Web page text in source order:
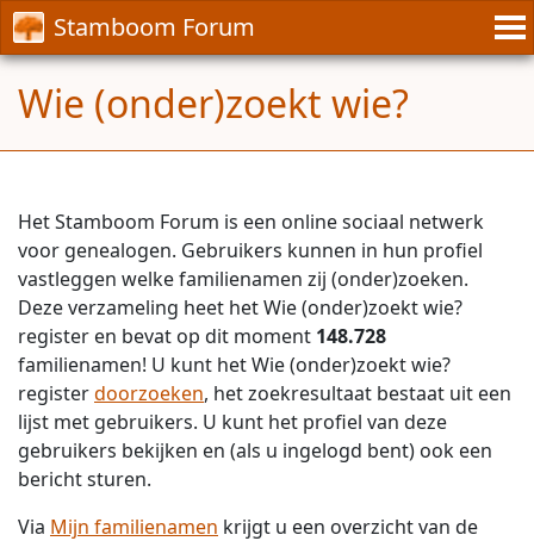
Stamboom Forum
Wie (onder)zoekt wie?
Het Stamboom Forum is een online sociaal netwerk
voor genealogen. Gebruikers kunnen in hun profiel
vastleggen welke familienamen zij (onder)zoeken.
Deze verzameling heet het Wie (onder)zoekt wie?
register en bevat op dit moment 148.728
familienamen! U kunt het Wie (onder)zoekt wie?
registerdoorzoeken, het zoekresultaat bestaat uit een
lijst met gebruikers. U kunt het profiel van deze
gebruikers bekijken en (als u ingelogd bent) ook een
bericht sturen.
Via Mijn familienamen krijgt u een overzicht van de